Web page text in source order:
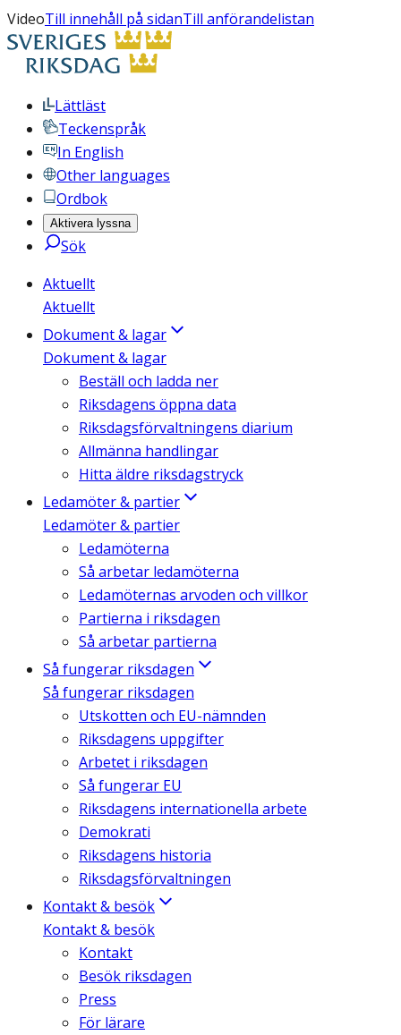
VideoTill innehåll på sidanTill anförandelistan
Lättläst
Teckenspråk
In English
Other languages
Ordbok
Aktivera lyssna
Sök
Aktuellt
Aktuellt
Dokument & lagar
Dokument & lagar
Beställ och ladda ner
Riksdagens öppna data
Riksdagsförvaltningens diarium
Allmänna handlingar
Hitta äldre riksdagstryck
Ledamöter & partier
Ledamöter & partier
Ledamöterna
Så arbetar ledamöterna
Ledamöternas arvoden och villkor
Partierna i riksdagen
Så arbetar partierna
Så fungerar riksdagen
Så fungerar riksdagen
Utskotten och EU-nämnden
Riksdagens uppgifter
Arbetet i riksdagen
Så fungerar EU
Riksdagens internationella arbete
Demokrati
Riksdagens historia
Riksdagsförvaltningen
Kontakt & besök
Kontakt & besök
Kontakt
Besök riksdagen
Press
För lärare